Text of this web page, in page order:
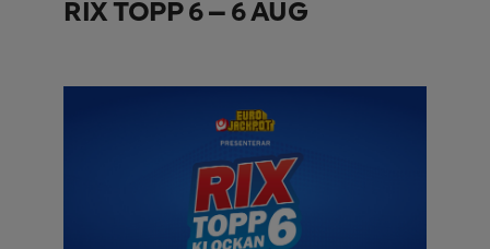
RIX TOPP 6 – 6 AUG